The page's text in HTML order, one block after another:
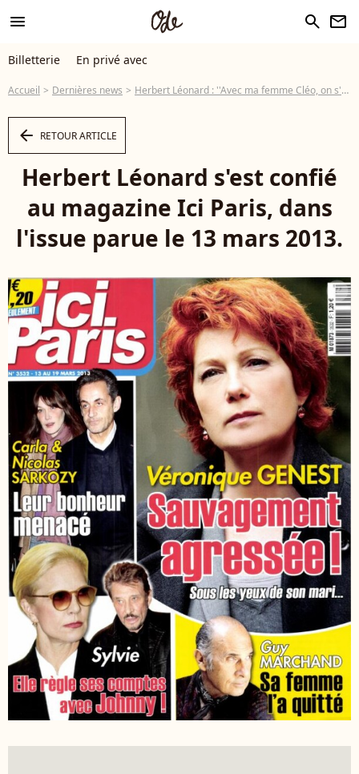
menu search newsletter
Billetterie En privé avec
Accueil Dernières news Herbert Léonard : ''Avec ma femme Cléo, on s'aime depuis 46 ans''
arrow_left RETOUR ARTICLE
Herbert Léonard s'est confié
au magazine Ici Paris, dans
l'issue parue le 13 mars 2013.